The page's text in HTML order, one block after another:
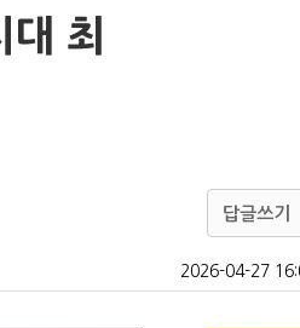
최
답글쓰기
2026-04-27